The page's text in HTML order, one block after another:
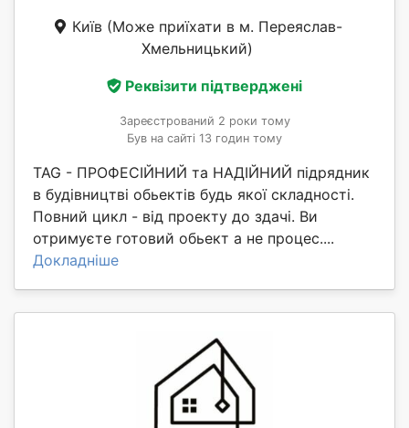
Київ (Може приїхати в м. Переяслав-
Хмельницький)
Реквізити підтверджені
Зареєстрований 2 роки тому
Був на сайті 13 годин тому
TAG - ПРОФЕСІЙНИЙ та НАДІЙНИЙ підрядник
в будівництві обьектів будь якої складності.
Повний цикл - від проекту до здачі. Ви
отримуєте готовий обьект а не процес....
Докладніше